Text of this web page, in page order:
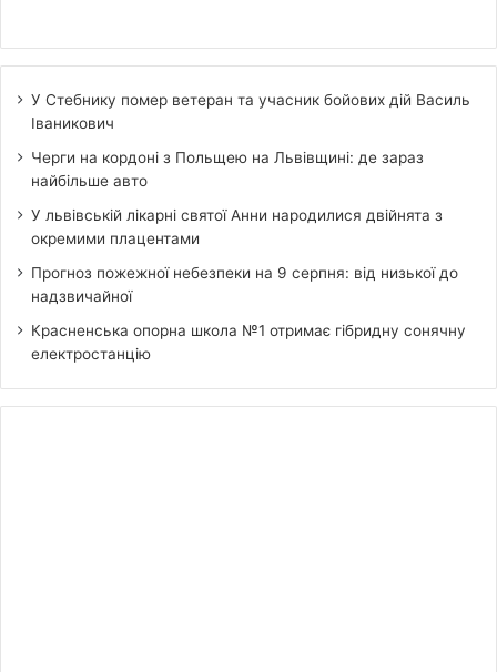
У Стебнику помер ветеран та учасник бойових дій Василь
Іваникович
Черги на кордоні з Польщею на Львівщині: де зараз
найбільше авто
У львівській лікарні святої Анни народилися двійнята з
окремими плацентами
Прогноз пожежної небезпеки на 9 серпня: від низької до
надзвичайної
Красненська опорна школа №1 отримає гібридну сонячну
електростанцію